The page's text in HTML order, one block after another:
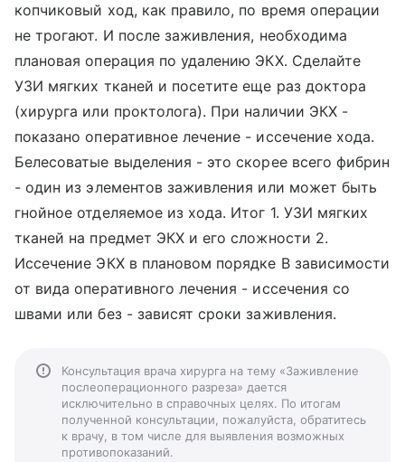
копчиковый ход, как правило, по время операции
не трогают. И после заживления, необходима
плановая операция по удалению ЭКХ. Сделайте
УЗИ мягких тканей и посетите еще раз доктора
(хирурга или проктолога). При наличии ЭКХ -
показано оперативное лечение - иссечение хода.
Белесоватые выделения - это скорее всего фибрин
- один из элементов заживления или может быть
гнойное отделяемое из хода. Итог 1. УЗИ мягких
тканей на предмет ЭКХ и его сложности 2.
Иссечение ЭКХ в плановом порядке В зависимости
от вида оперативного лечения - иссечения со
швами или без - зависят сроки заживления.
Консультация врача хирурга на тему «Заживление
послеоперационного разреза» дается
исключительно в справочных целях. По итогам
полученной консультации, пожалуйста, обратитесь
к врачу, в том числе для выявления возможных
противопоказаний.